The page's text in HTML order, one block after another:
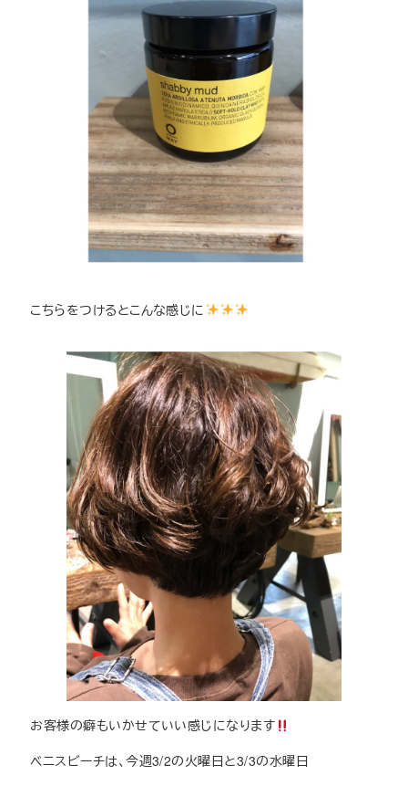
こちらをつけるとこんな感じに
お客様の癖もいかせていい感じになります
ベニスビーチは、今週3/2の火曜日と3/3の水曜日